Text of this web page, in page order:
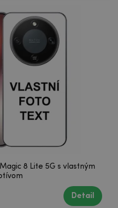
8 Lite 5G s vlastným
Detail